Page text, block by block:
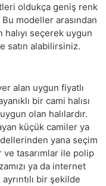
oldukça geniş renk
modeller arasından
seçerek uygun
satın alabilirsiniz.
alan uygun fiyatlı
bir cami halısı
olan halılardır.
küçük camiler ya
yana seçim
ve tasarımlar ile polip
ya da internet
bir şekilde